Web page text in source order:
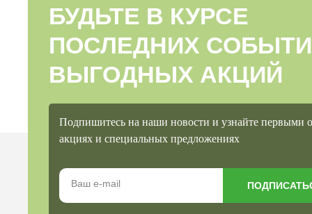
БУДЬТЕ В КУРСЕ
ПОСЛЕДНИХ
ВЫГОДНЫХ АКЦИЙ
Подпишитесь на наши новости и узнайте первыми
акциях и специальных предложениях